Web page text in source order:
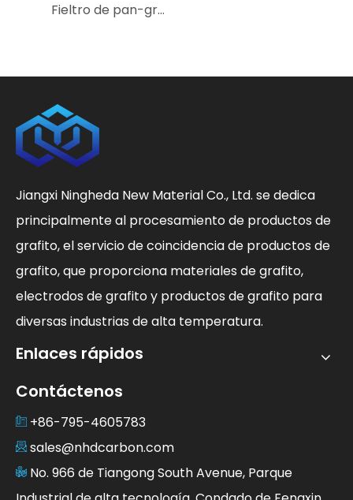
Fieltro de pan-grape
Jiangxi Ningheda New Material Co., Ltd. se dedica
principalmente al procesamiento de productos de
grafito, el servicio de coincidencia de productos de
grafito, que proporciona materiales de grafito,
electrodos de grafito y productos de grafito para
diversas industrias de alta temperatura.
Enlaces rápidos
Contáctenos
+86-795-4605783
sales@nhdcarbon.com
No. 966 de Tiangong South Avenue, Parque